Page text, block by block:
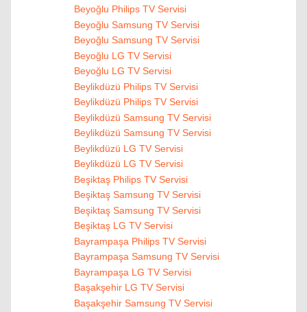
Beyoğlu Philips TV Servisi
Beyoğlu Samsung TV Servisi
Beyoğlu Samsung TV Servisi
Beyoğlu LG TV Servisi
Beyoğlu LG TV Servisi
Beylikdüzü Philips TV Servisi
Beylikdüzü Philips TV Servisi
Beylikdüzü Samsung TV Servisi
Beylikdüzü Samsung TV Servisi
Beylikdüzü LG TV Servisi
Beylikdüzü LG TV Servisi
Beşiktaş Philips TV Servisi
Beşiktaş Samsung TV Servisi
Beşiktaş Samsung TV Servisi
Beşiktaş LG TV Servisi
Bayrampaşa Philips TV Servisi
Bayrampaşa Samsung TV Servisi
Bayrampaşa LG TV Servisi
Başakşehir LG TV Servisi
Başakşehir Samsung TV Servisi